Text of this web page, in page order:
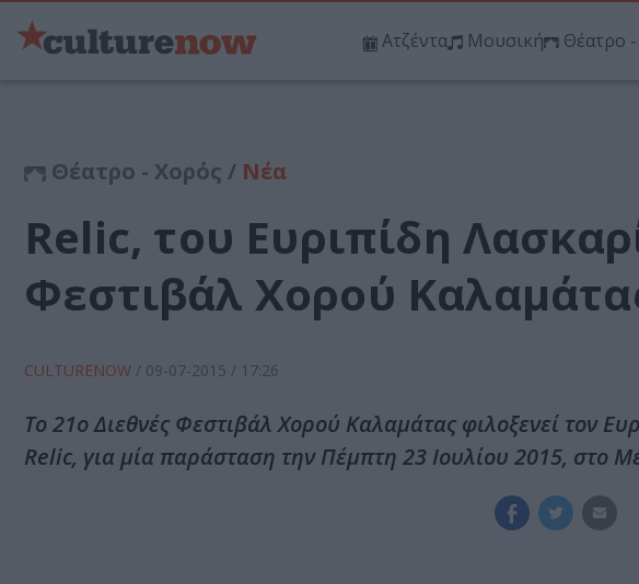
Ατζέντα Μουσική Θέατρο
Θέατρο - Χορός / Νέα
Relic, του Ευριπίδη
Φεστιβάλ Χορού
CULTURENOW / 09-07-2015 / 17:26
Το 21ο Διεθνές Φεστιβάλ Χορού Καλαμάτας φιλοξενεί τον
Relic, για μία παράσταση την Πέμπτη 23 Ιουλίου 2015, στο